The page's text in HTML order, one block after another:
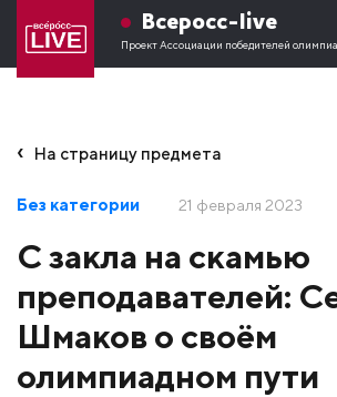
Всеросс-live
Проект Ассоциации победителей
На страницу предмета
Без категории 21 февраля 2023
С закла на скамью
преподавателей:
Шмаков о своём
олимпиадном пути